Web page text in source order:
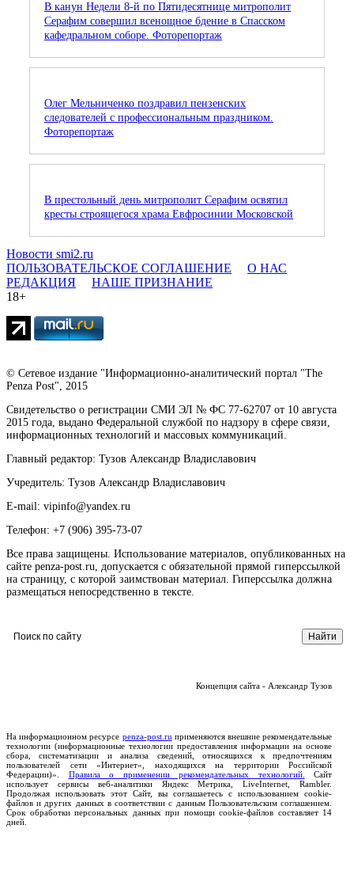
В канун Недели 8-й по Пятидесятнице митрополит
Серафим совершил всенощное бдение в Спасском
кафедральном соборе. Фоторепортаж
Олег Мельниченко поздравил пензенских
следователей с профессиональным праздником.
Фоторепортаж
В престольный день митрополит Серафим освятил
кресты строящегося храма Евфросинии Московской
Новости smi2.ru
ПОЛЬЗОВАТЕЛЬСКОЕ СОГЛАШЕНИЕ
О НАС
РЕДАКЦИЯ
НАШЕ ПРИЗНАНИЕ
18+
© Сетевое издание "Информационно-аналитический портал "The
Penza Post", 2015
Свидетельство о регистрации СМИ ЭЛ № ФС 77-62707 от 10 августа
2015 года, выдано Федеральной службой по надзору в сфере связи,
информационных технологий и массовых коммуникаций.
Главный редактор: Тузов Александр Владиславович
Учредитель: Тузов Александр Владиславович
E-mail: vipinfo@yandex.ru
Телефон: +7 (906) 395-73-07
Все права защищены. Использование материалов, опубликованных на
сайте penza-post.ru, допускается с обязательной прямой гиперссылкой
на страницу, с которой заимствован материал. Гиперссылка должна
размещаться непосредственно в тексте.
Концепция сайта - Александр Тузов
На информационном ресурсе penza-post.ru применяются внешние рекомендательные
технологии (информационные технологии предоставления информации на основе
сбора, систематизации и анализа сведений, относящихся к предпочтениям
пользователей сети «Интернет», находящихся на территории Российской
Федерации)». Правила о применении рекомендательных технологий.
Сайт
использует сервисы веб-аналитики Яндекс Метрика, LiveInternet, Rambler.
Продолжая использовать этот Сайт, вы соглашаетесь с использованием cookie-
файлов и других данных в соответствии с данным Пользовательским соглашением.
Срок обработки персональных данных при помощи cookie-файлов составляет 14
дней.